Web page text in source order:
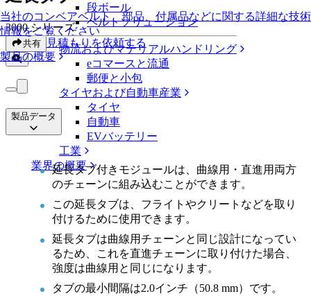
当社のコンベアベルト、部品、付属品などに関する詳細な技術
情報をご覧ください
製品の概要
段ボール
ベルトソリューション
物流およびマテリアルハンドリング
eコマースと流通
郵便と小包
タイヤおよび自動車産業
タイヤ
自動車
EVバッテリー
工業
業界の概要
3000 シリーズ
共有 見積もりを依頼する
製品データ
延長タブ付きモジュールは、曲線用・直進用両方
のチェーンに組み込むことができます。
この延長タブは、フライトやクリートなどを取り
付けるために使用できます。
延長タブは曲線用チェーンと同じ設計になってい
るため、これを直進チェーンに取り付けた場合、
強度は曲線用と同じになります。
タブの最小間隔は2.0インチ（50.8 mm）です。